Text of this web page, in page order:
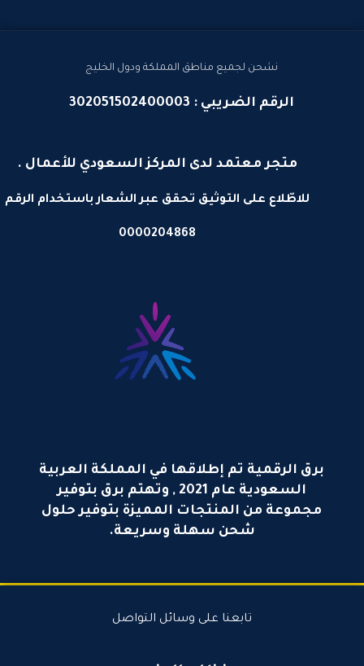
نشحن لجميع مناطق المملكة ودول الخليج
الرقم الضريبي : 302051502400003
متجر معتمد لدى المركز السعودي للأعمال .
للاطّلاع على التوثيق تحقق عبر الشعار باستخدام الرقم
0000204868
برق الرقمية تم إطلاقها في المملكة العربية
السعودية عام 2021 , وتهتم برق بتوفير
مجموعة من المنتجات المميزة بتوفير حلول
شحن سهلة وسريعة.
تابعنا على وسائل التواصل